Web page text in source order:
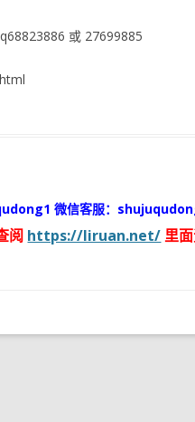
或 27699885
微信客服：
阅 https://liruan.net/ 里